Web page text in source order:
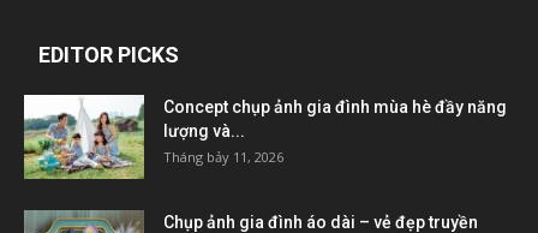
EDITOR PICKS
Concept chụp ảnh gia đình mùa hè đầy năng
lượng và...
Tháng bảy 11, 2026
Chụp ảnh gia đình áo dài – vẻ đẹp truyền